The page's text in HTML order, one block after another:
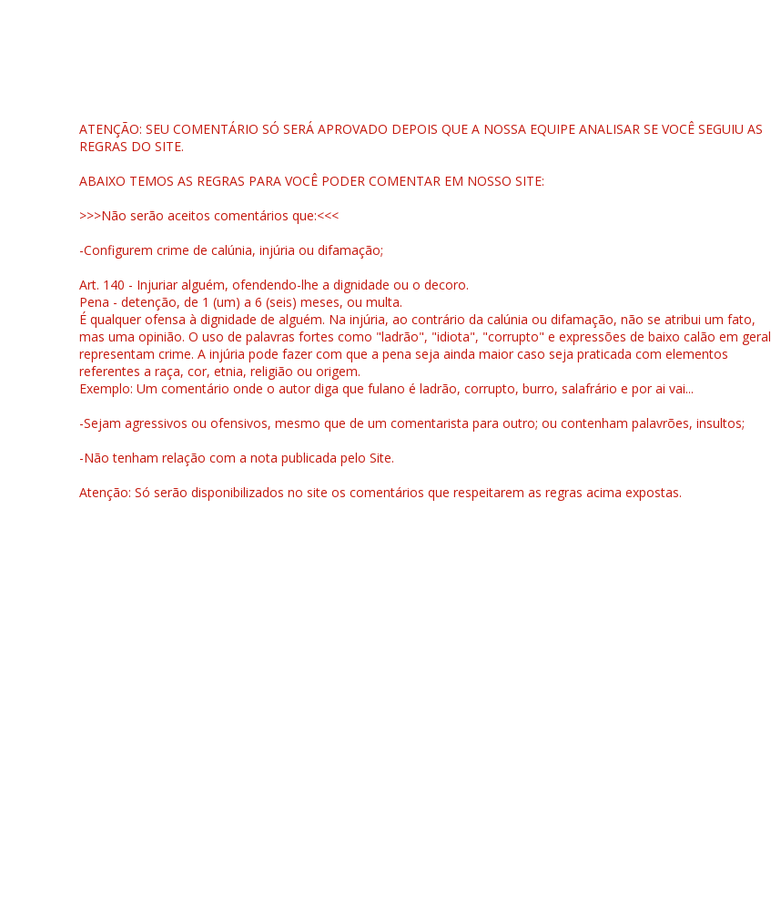
ATENÇÃO: SEU COMENTÁRIO SÓ SERÁ APROVADO DEPOIS QUE A NOSSA EQUIPE ANALISAR SE VOCÊ SEGUIU AS
REGRAS DO SITE.
ABAIXO TEMOS AS REGRAS PARA VOCÊ PODER COMENTAR EM NOSSO SITE:
>>>Não serão aceitos comentários que:<<<
-Configurem crime de calúnia, injúria ou difamação;
Art. 140 - Injuriar alguém, ofendendo-lhe a dignidade ou o decoro.
Pena - detenção, de 1 (um) a 6 (seis) meses, ou multa.
É qualquer ofensa à dignidade de alguém. Na injúria, ao contrário da calúnia ou difamação, não se atribui um fato,
mas uma opinião. O uso de palavras fortes como "ladrão", "idiota", "corrupto" e expressões de baixo calão em geral
representam crime. A injúria pode fazer com que a pena seja ainda maior caso seja praticada com elementos
referentes a raça, cor, etnia, religião ou origem.
Exemplo: Um comentário onde o autor diga que fulano é ladrão, corrupto, burro, salafrário e por ai vai...
-Sejam agressivos ou ofensivos, mesmo que de um comentarista para outro; ou contenham palavrões, insultos;
-Não tenham relação com a nota publicada pelo Site.
Atenção: Só serão disponibilizados no site os comentários que respeitarem as regras acima expostas.